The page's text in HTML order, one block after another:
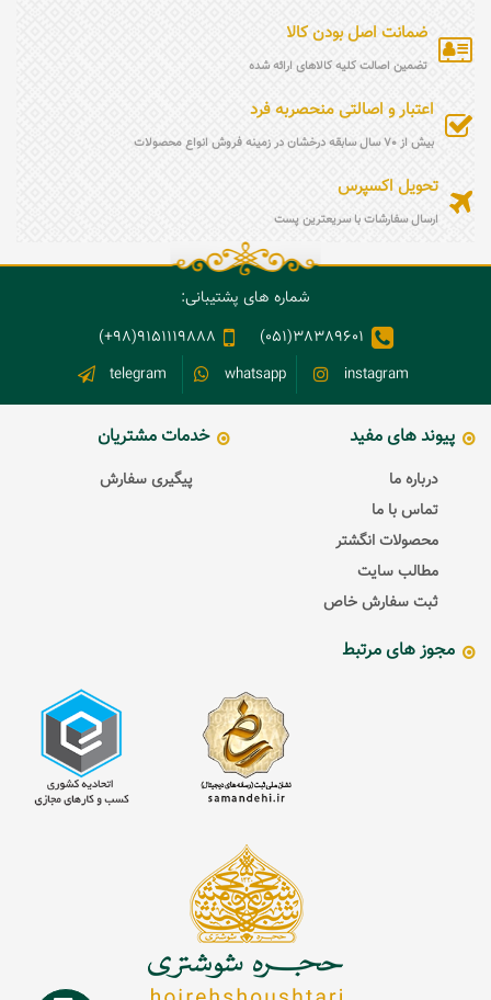
ضمانت اصل بودن کالا
تضمین اصالت کلیه کالاهای ارائه شده
اعتبار و اصالتی منحصربه فرد
بیش از 70 سال سابقه درخشان در زمینه فروش انواع محصولات
تحویل اکسپرس
ارسال سفارشات با سریعترین پست
شماره های پشتیبانی:
38389601(051)
9151119888(98+)
instagram
whatsapp
telegram
پیوند های مفید
درباره ما
تماس با ما
محصولات انگشتر
مطالب سایت
ثبت سفارش خاص
خدمات مشتریان
پیگیری سفارش
مجوز های مرتبط